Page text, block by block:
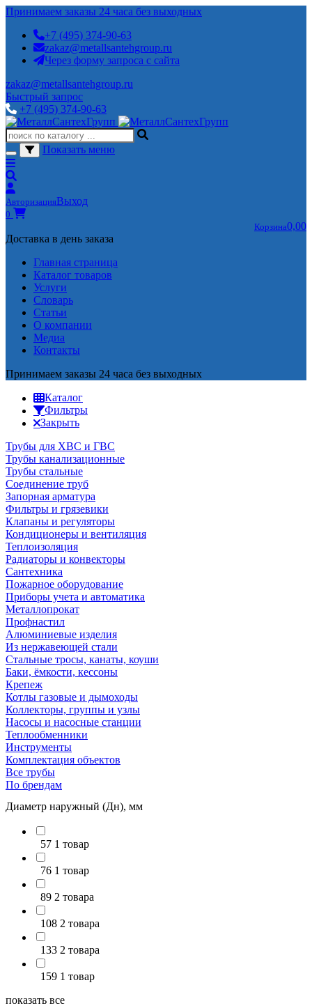
Принимаем заказы 24 часа без выходных
+7 (495) 374-90-63
zakaz@metallsantehgroup.ru
Через форму запроса с сайта
zakaz@metallsantehgroup.ru
Быстрый запрос
+7 (495) 374-90-63
Показать меню
АвторизацияВыход
0
Корзина0,00
Доставка в день заказа
Главная страница
Каталог товаров
Услуги
Словарь
Статьи
О компании
Медиа
Контакты
Принимаем заказы 24 часа без выходных
Каталог
Фильтры
Закрыть
Трубы для ХВС и ГВС
Трубы канализационные
Трубы стальные
Соединение труб
Запорная арматура
Фильтры и грязевики
Клапаны и регуляторы
Кондиционеры и вентиляция
Теплоизоляция
Радиаторы и конвекторы
Сантехника
Пожарное оборудование
Приборы учета и автоматика
Металлопрокат
Профнастил
Алюминиевые изделия
Из нержавеющей стали
Стальные тросы, канаты, коуши
Баки, ёмкости, кессоны
Крепеж
Котлы газовые и дымоходы
Коллекторы, группы и узлы
Насосы и насосные станции
Теплообменники
Инструменты
Комплектация объектов
Все трубы
По брендам
Диаметр наружный (Дн), мм
57 1 товар
76 1 товар
89 2 товара
108 2 товара
133 2 товара
159 1 товар
показать все